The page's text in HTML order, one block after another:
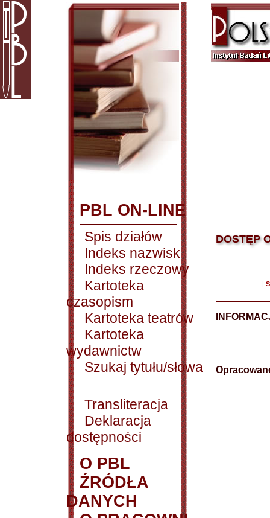
PBL ON-LINE
Spis działów
Indeks nazwisk
Indeks rzeczowy
Kartoteka
czasopism
Kartoteka teatrów
Kartoteka
wydawnictw
Szukaj tytułu/słowa
Transliteracja
Deklaracja
dostępności
O PBL
ŹRÓDŁA
DANYCH
DOSTĘP
|